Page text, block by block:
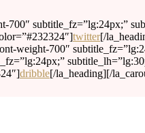
700″ subtitle_fz=”lg:24px;”
twitter[/
weight-700″
dribble[/la_heading][/